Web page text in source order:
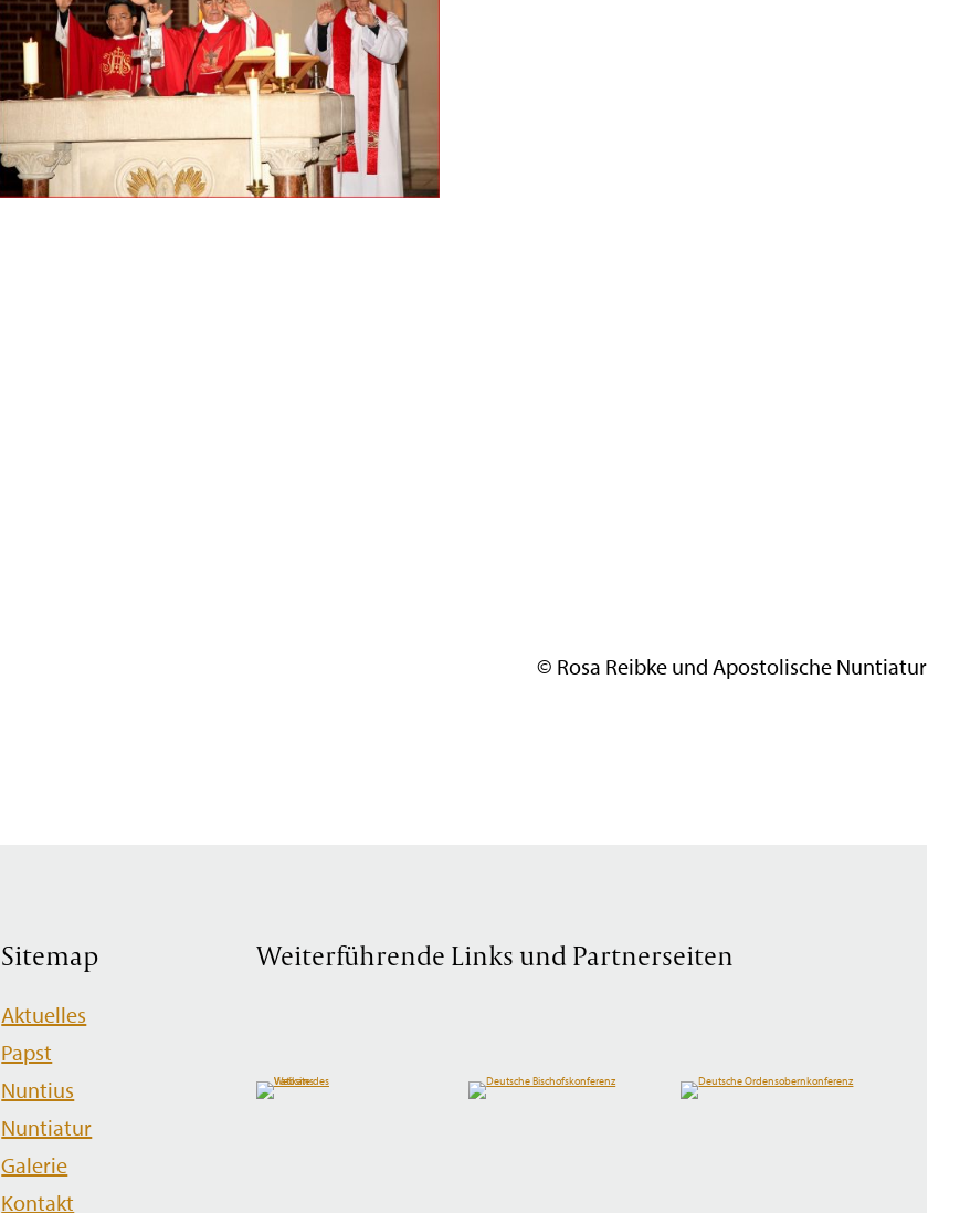
© Rosa Reibke und Apostolische Nuntiatur
Sitemap
Navigation
überspringen
Aktuelles
Papst
Nuntius
Nuntiatur
Galerie
Kontakt
Weiterführende Links und Partnerseiten